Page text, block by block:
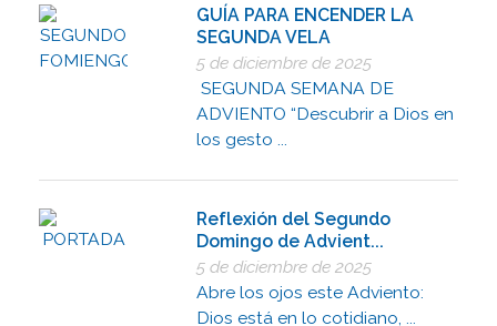
GUÍA PARA ENCENDER LA
SEGUNDA VELA
5 de diciembre de 2025
SEGUNDA SEMANA DE
ADVIENTO “Descubrir a Dios en
los gesto ...
Reflexión del Segundo
Domingo de Advient...
5 de diciembre de 2025
Abre los ojos este Adviento:
Dios está en lo cotidiano, ...